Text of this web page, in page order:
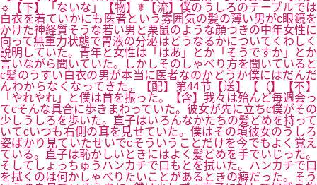
☼【下】「ないな」【物】☤【流】僕のうしろのテーブルでは
白衣を着ていかにも医者という雰囲気の髪の薄い男がc眼鏡を
かけた神経質そうな若い男と栗鼠のような顔つきの中年女性に
向って無重力状態で胃液の分泌はどうなるかについてくわしく
説明していた。青年と女性は「はあ」とか「そうですか」とか
言いながら聞いていた。しかしそのしゃべり方を聞いていると
c髪のうすい白衣の男が本当に医者なのかどうか僕にはだんだ
んわからなくなってきた。【配】第44节【送】【（】【不】
「やれやれ」と僕は首を振った。【含】我々は殆んど毎週会っ
てcそんな具合に歩きまわっていた。彼女が先に立ちc僕がその
少しうしろを歩いた。直子はいろんなかたちの髪どめを持って
いてcいつも右側の耳を見せていた。僕はその頃彼女のうしろ
姿ばかり見ていたせいでcそういうことだけを今でもよく覚え
ている。直子は恥かしいときにはよく髪どめを手でいじった。
そしてしょっちゅうハンカチで口もとを拭いた。ハンカチで口
を拭くのは何かしゃべりたいことがあるときの癖だった。そう